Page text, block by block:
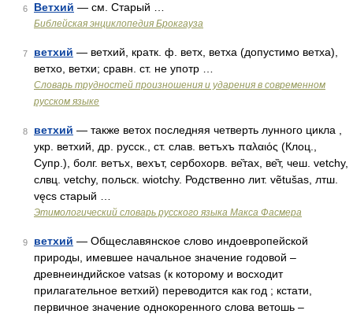
6 Ветхий — см. Старый …
Библейская энциклопедия Брокгауза
7 ветхий — ветхий, кратк. ф. ветх, ветха (допустимо ветха),
ветхо, ветхи; сравн. ст. не употр …
Словарь трудностей произношения и ударения в современном
русском языке
8 ветхий — также ветох последняя четверть лунного цикла ,
укр. ветхий, др. русск., ст. слав. ветъхъ παλαιός (Клоц.,
Супр.), болг. ветъх, вехът, сербохорв. ве̏тах, ве̏т, чеш. vetchy,
слвц. vetchy, польск. wiotchy. Родственно лит. vẽtušas, лтш.
vęcs старый …
Этимологический словарь русского языка Макса Фасмера
9 ветхий — Общеславянское слово индоевропейской
природы, имевшее начальное значение годовой –
древнеиндийское vatsas (к которому и восходит
прилагательное ветхий) переводится как год ; кстати,
первичное значение однокоренного слова ветошь –